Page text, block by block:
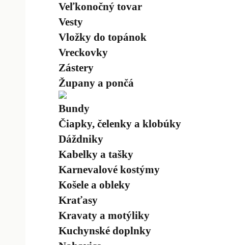
Veľkonočný tovar
Vesty
Vložky do topánok
Vreckovky
Zástery
Župany a pončá
Bundy
Čiapky, čelenky a klobúky
Dáždniky
Kabelky a tašky
Karnevalové kostýmy
Košele a obleky
Kraťasy
Kravaty a motýliky
Kuchynské doplnky